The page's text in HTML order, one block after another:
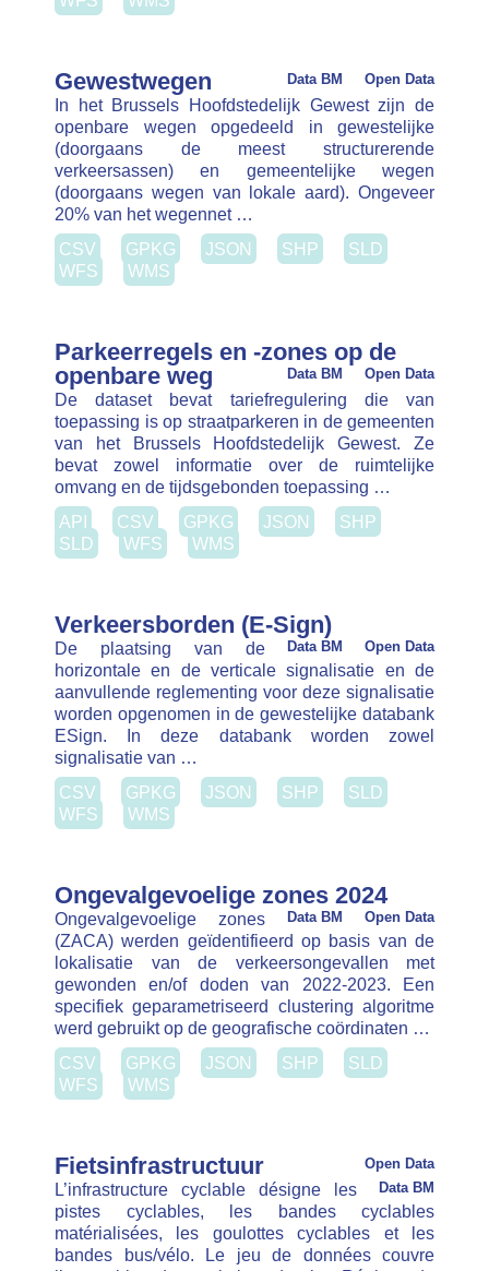
van het wegennet …
WMS
Parkeerregels en -zones op de
openbare weg Open Data
Data BM
De dataset bevat tariefregulering die van
toepassing is op straatparkeren in de gemeenten
van het Brussels Hoofdstedelijk Gewest. Ze bevat
zowel informatie over de ruimtelijke omvang en de
tijdsgebonden toepassing …
WFS
WMS
Verkeersborden (E-Sign)
Open Data
Data BM
De plaatsing van de horizontale en de
verticale signalisatie en de aanvullende
reglementing voor deze signalisatie worden
opgenomen in de gewestelijke databank ESign. In
deze databank worden zowel signalisatie van …
Ongevalgevoelige zones 2024
Open Data
Data BM
Ongevalgevoelige zones
(ZACA) werden geïdentifieerd op basis van de
lokalisatie van de verkeersongevallen met
gewonden en/of doden van 2022-2023. Een
specifiek geparametriseerd clustering algoritme
werd gebruikt op de geografische coördinaten …
Fietsinfrastructuur
Open Data
Data BM
L’infrastructure cyclable désigne les
pistes cyclables, les bandes cyclables
matérialisées, les goulottes cyclables et les
bandes bus/vélo. Le jeu de données couvre
l’ensemble du territoire de la Région de Bruxelles-
Capitale …
Straatassen Open Data
Data BM
De straatassen werden aangepast opdat ze een rol
zouden kunnen spelen als wegenregister. Het is de